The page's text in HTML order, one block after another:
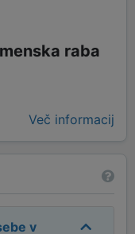
Več informacij
v